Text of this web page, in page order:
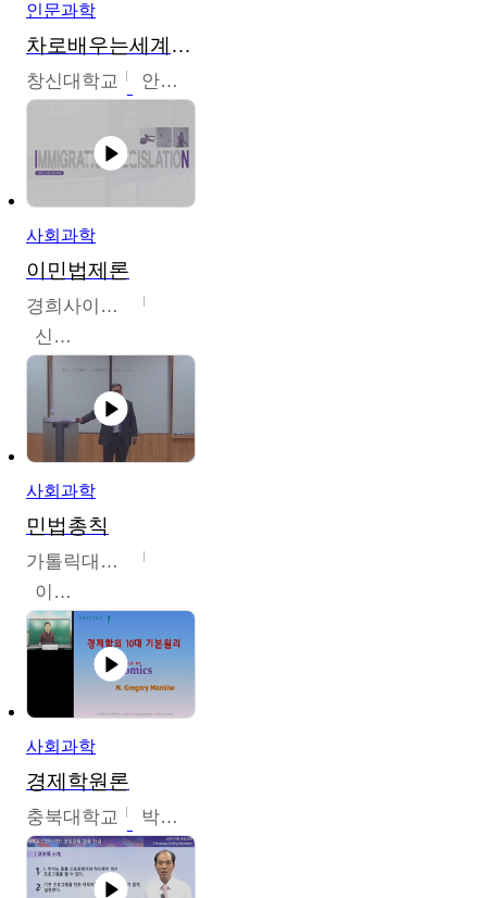
인문과학
차로배우는세계문화
창신대학교 안소영
사회과학
이민법제론
경희사이버대학교
신광수
사회과학
민법총칙
가톨릭대학교
이홍민
사회과학
경제학원론
충북대학교 박철호